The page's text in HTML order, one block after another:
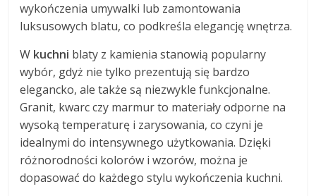
wykończenia umywalki lub zamontowania
luksusowych blatu, co podkreśla elegancję wnętrza.
W kuchni blaty z kamienia stanowią popularny
wybór, gdyż nie tylko prezentują się bardzo
elegancko, ale także są niezwykle funkcjonalne.
Granit, kwarc czy marmur to materiały odporne na
wysoką temperaturę i zarysowania, co czyni je
idealnymi do intensywnego użytkowania. Dzięki
różnorodności kolorów i wzorów, można je
dopasować do każdego stylu wykończenia kuchni.